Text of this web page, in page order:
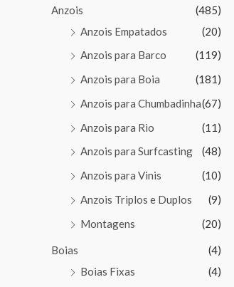
Anzois
(485)
Anzois Empatados
(20)
Anzois para Barco
(119)
Anzois para Boia
(181)
Anzois para Chumbadinha(67)
Anzois para Rio
(11)
Anzois para Surfcasting
(48)
Anzois para Vinis
(10)
Anzois Triplos e Duplos
(9)
Montagens
(20)
Boias
(4)
Boias Fixas
(4)